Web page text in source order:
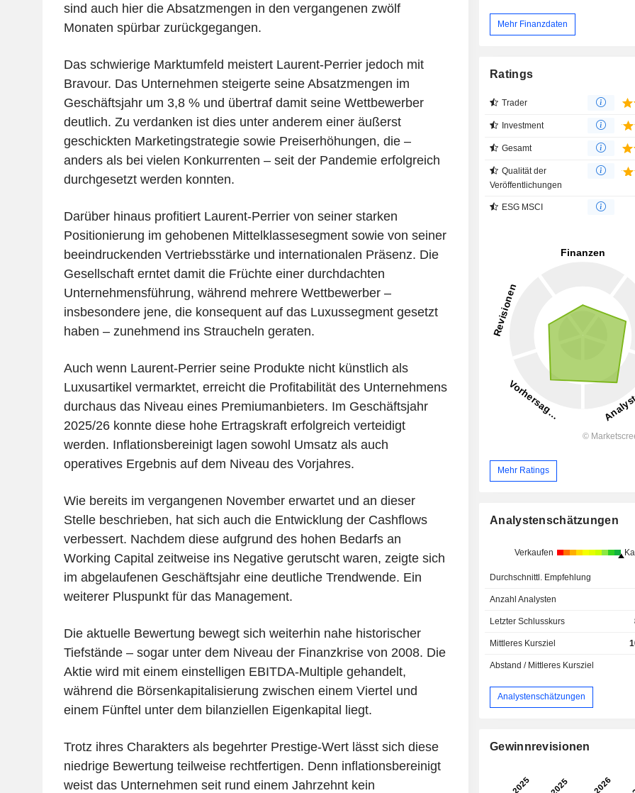
sind auch hier die Absatzmengen in den vergangenen zwölf
Monaten spürbar zurückgegangen.
Das schwierige Marktumfeld meistert Laurent-Perrier jedoch mit
Bravour. Das Unternehmen steigerte seine Absatzmengen im
Geschäftsjahr um 3,8 % und übertraf damit seine Wettbewerber
deutlich. Zu verdanken ist dies unter anderem einer äußerst
geschickten Marketingstrategie sowie Preiserhöhungen, die –
anders als bei vielen Konkurrenten – seit der Pandemie erfolgreich
durchgesetzt werden konnten.
Darüber hinaus profitiert Laurent-Perrier von seiner starken
Positionierung im gehobenen Mittelklassesegment sowie von seiner
beeindruckenden Vertriebsstärke und internationalen Präsenz. Die
Gesellschaft erntet damit die Früchte einer durchdachten
Unternehmensführung, während mehrere Wettbewerber –
insbesondere jene, die konsequent auf das Luxussegment gesetzt
haben – zunehmend ins Straucheln geraten.
Auch wenn Laurent-Perrier seine Produkte nicht künstlich als
Luxusartikel vermarktet, erreicht die Profitabilität des Unternehmens
durchaus das Niveau eines Premiumanbieters. Im Geschäftsjahr
2025/26 konnte diese hohe Ertragskraft erfolgreich verteidigt
werden. Inflationsbereinigt lagen sowohl Umsatz als auch
operatives Ergebnis auf dem Niveau des Vorjahres.
Wie bereits im vergangenen November erwartet und an dieser
Stelle beschrieben, hat sich auch die Entwicklung der Cashflows
verbessert. Nachdem diese aufgrund des hohen Bedarfs an
Working Capital zeitweise ins Negative gerutscht waren, zeigte sich
im abgelaufenen Geschäftsjahr eine deutliche Trendwende. Ein
weiterer Pluspunkt für das Management.
Die aktuelle Bewertung bewegt sich weiterhin nahe historischer
Tiefstände – sogar unter dem Niveau der Finanzkrise von 2008. Die
Aktie wird mit einem einstelligen EBITDA-Multiple gehandelt,
während die Börsenkapitalisierung zwischen einem Viertel und
einem Fünftel unter dem bilanziellen Eigenkapital liegt.
Trotz ihres Charakters als begehrter Prestige-Wert lässt sich diese
niedrige Bewertung teilweise rechtfertigen. Denn inflationsbereinigt
weist das Unternehmen seit rund einem Jahrzehnt kein
Mehr Finanzdaten
Ratings
Trader
Investment
Gesamt
Qualität der
Veröffentlichungen
ESG MSCI
Mehr Ratings
Analystenschätzungen
Verkaufen
Durchschnittl. Empfehlung
Anzahl Analysten
Letzter Schlusskurs
Mittleres Kursziel
Abstand / Mittleres Kursziel
Analystenschätzungen
Gewinnrevisionen